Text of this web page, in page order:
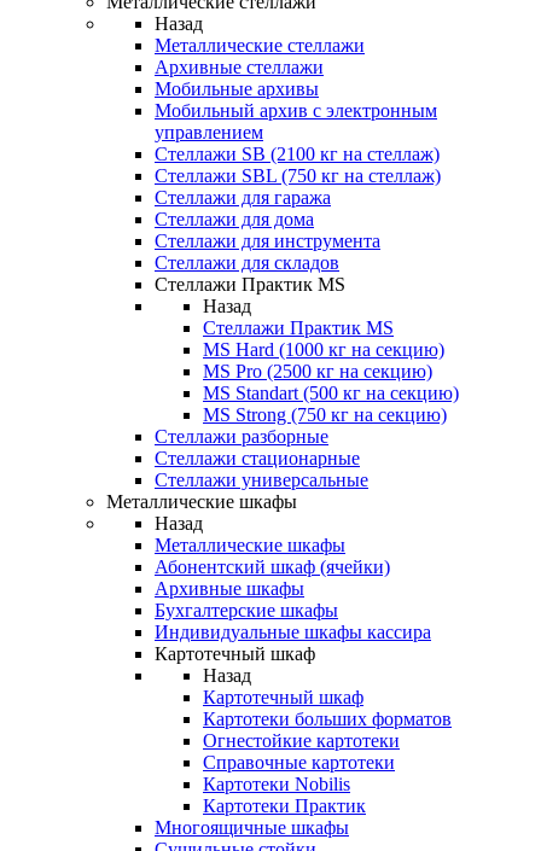
Назад
Металлические стеллажи
Архивные стеллажи
Мобильные архивы
Мобильный архив с электронным
управлением
Стеллажи SB (2100 кг на стеллаж)
Стеллажи SBL (750 кг на стеллаж)
Стеллажи для гаража
Стеллажи для дома
Стеллажи для инструмента
Стеллажи для складов
Стеллажи Практик MS
Назад
Стеллажи Практик MS
MS Hard (1000 кг на секцию)
MS Pro (2500 кг на секцию)
MS Standart (500 кг на секцию)
MS Strong (750 кг на секцию)
Стеллажи разборные
Стеллажи стационарные
Стеллажи универсальные
Металлические шкафы
Назад
Металлические шкафы
Абонентский шкаф (ячейки)
Архивные шкафы
Бухгалтерские шкафы
Индивидуальные шкафы кассира
Картотечный шкаф
Назад
Картотечный шкаф
Картотеки больших форматов
Огнестойкие картотеки
Справочные картотеки
Картотеки Nobilis
Картотеки Практик
Многоящичные шкафы